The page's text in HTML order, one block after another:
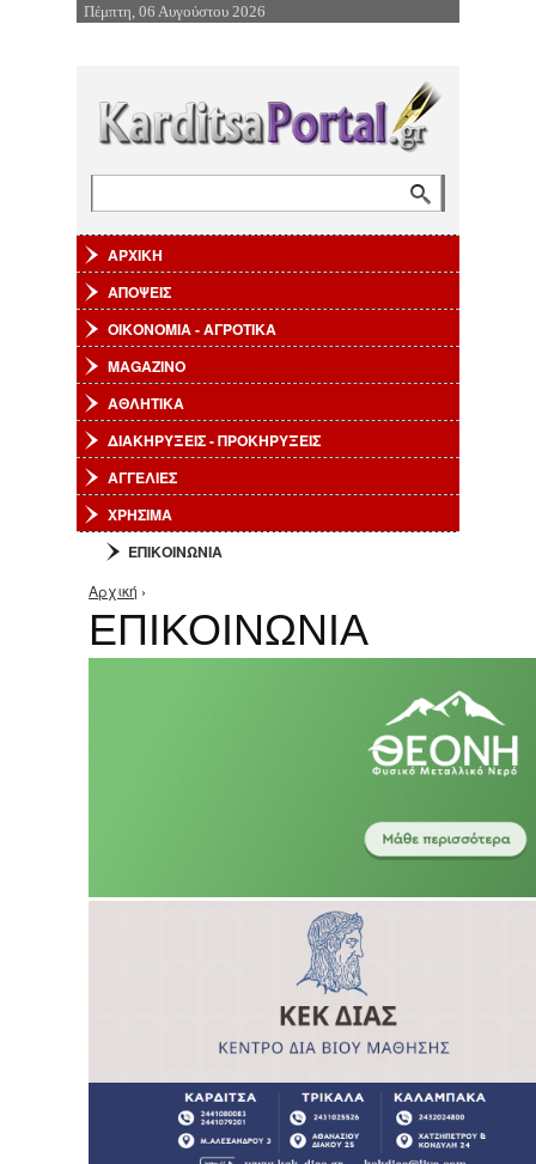
Επιστροφή στην Πλοήγηση
Πέμπτη, 06 Αυγούστου 2026
ΑΡΧΙΚΗ
ΑΠΟΨΕΙΣ
ΟΙΚΟΝΟΜΙΑ - ΑΓΡΟΤΙΚΑ
MAGAZINO
ΑΘΛΗΤΙΚΑ
ΔΙΑΚΗΡΥΞΕΙΣ - ΠΡΟΚΗΡΥΞΕΙΣ
ΑΓΓΕΛΙΕΣ
ΧΡΗΣΙΜΑ
ΕΠΙΚΟΙΝΩΝΙΑ
Είστε εδώ
Αρχική ›
ΕΠΙΚΟΙΝΩΝΙΑ